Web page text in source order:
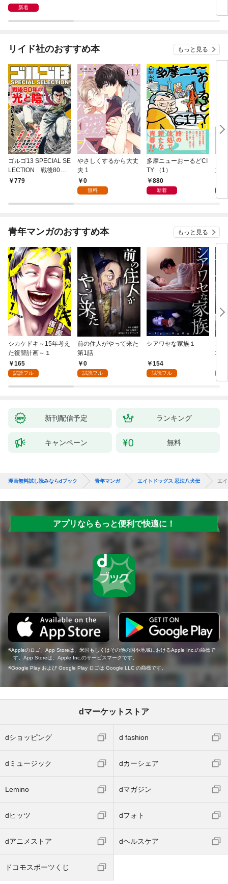
新着
リイド社のおすすめ本 もっと見る
ゴルゴ13 SPECIAL SE
LECTION 戦後80年
の光と陰
779
やさしくするから大丈
夫 1
0
無料
多摩ニューおーるどCI
TY （1）
880
新着
京
青年マンガのおすすめ本 もっと見る
シカケドキ～15年考え
た復讐計画～１
165
試読フル
前の住人がやって来た
第1話
0
試読フル
シアワセな家族１
154
試読フル
地
新刊配信予定 ランキング
キャンペーン 無料
漫画無料試し読みならdブック 青年マンガ エイトドッグス 忍法八犬伝 エ
アプリならもっと便利で快適に！
Appleのロゴ、App Storeは、米国もしくはその他の国や地域におけるApple Inc.の商標で
す。App Storeは、Apple Inc.のサービスマークです。
Google Play および Google Play ロゴは Google LLC の商標です。
dマーケットストア
dショッピング d fashion
dミュージック dカーシェア
Lemino dマガジン
dヒッツ dフォト
dアニメストア dヘルスケア
ドコモスポーツくじ